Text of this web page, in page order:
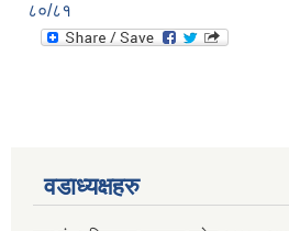
८०/८१
वडाध्यक्षहरु